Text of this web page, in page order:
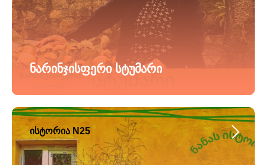
ნარინჯისფერი სტუმარი
ისტორია N25